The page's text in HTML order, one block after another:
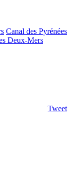
Canal des Pyrénées
Deux-Mers
Tweet